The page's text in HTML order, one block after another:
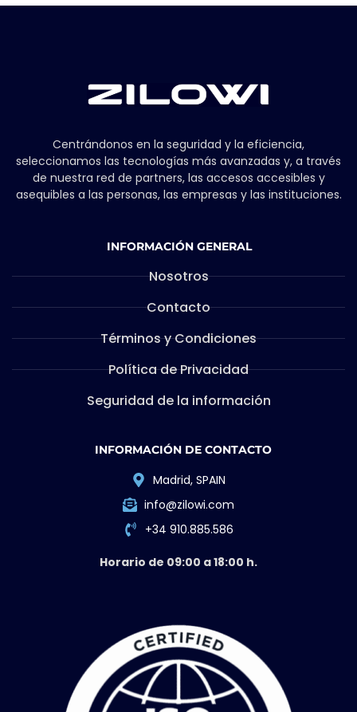
Centrándonos en la seguridad y la eficiencia,
seleccionamos las tecnologías más avanzadas y, a través
de nuestra red de partners, las accesos accesibles y
asequibles a las personas, las empresas y las instituciones.
INFORMACIÓN GENERAL
Nosotros
Contacto
Términos y Condiciones
Política de Privacidad
Seguridad de la información
INFORMACIÓN DE CONTACTO
Madrid, SPAIN
info@zilowi.com
+34 910.885.586
Horario de 09:00 a 18:00 h.